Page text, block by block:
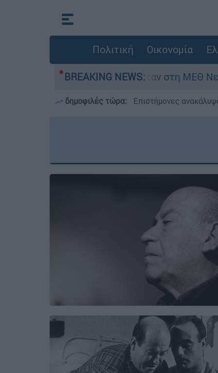
Πολιτική Οικονομία
BREAKING NEWS:
- Νοσηλευόταν στη ΜΕΘ Νεογνών
δημοφιλές τώρα: Επιστήμονες